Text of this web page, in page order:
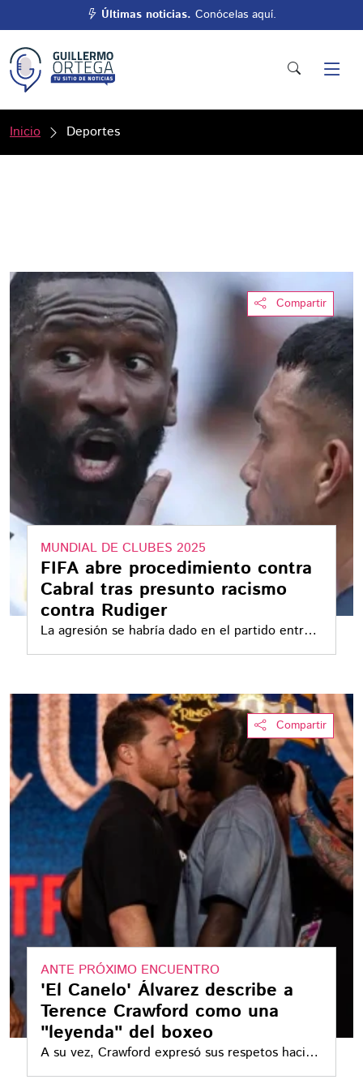
Últimas noticias. Conócelas aquí.
Inicio Deportes
Compartir
MUNDIAL DE CLUBES 2025
FIFA abre procedimiento contra
Cabral tras presunto racismo
contra Rudiger
La agresión se habría dado en el partido entre
Pachuca y Real Madrid
Compartir
ANTE PRÓXIMO ENCUENTRO
'El Canelo' Álvarez describe a
Terence Crawford como una
"leyenda" del boxeo
A su vez, Crawford expresó sus respetos hacia
el mexicano